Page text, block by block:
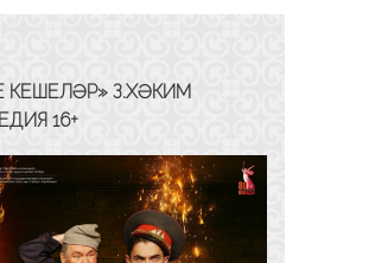
КЕШЕЛӘР» З.ХӘКИМ
16+